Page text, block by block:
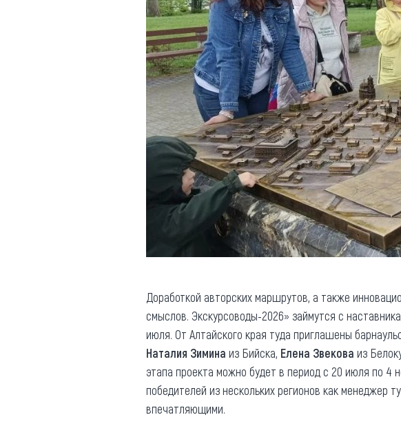
Доработкой авторских маршрутов, а также
смыслов. Экскурсоводы-2026» займутся с
июля. От Алтайского края туда приглашены
Наталия Зимина из Бийска, Елена Звекова из
этапа проекта можно будет в период с 20 июля по 4
победителей из нескольких регионов как менеджер
впечатляющими.